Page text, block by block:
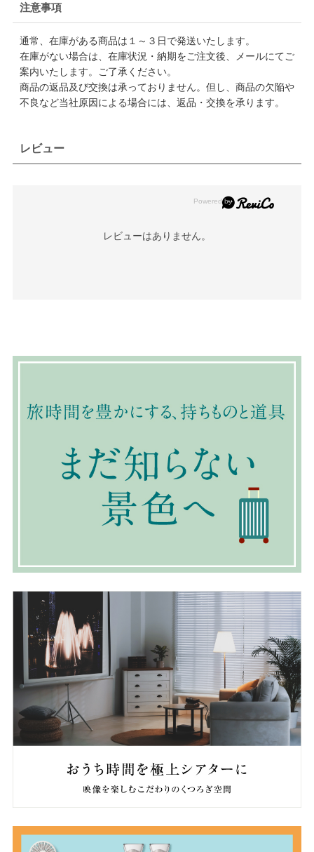
注意事項
通常、在庫がある商品は１～３日で発送いたします。
在庫がない場合は、在庫状況・納期をご注文後、メールにてご
案内いたします。ご了承ください。
商品の返品及び交換は承っておりません。但し、商品の欠陥や
不良など当社原因による場合には、返品・交換を承ります。
レビュー
レビューはありません。